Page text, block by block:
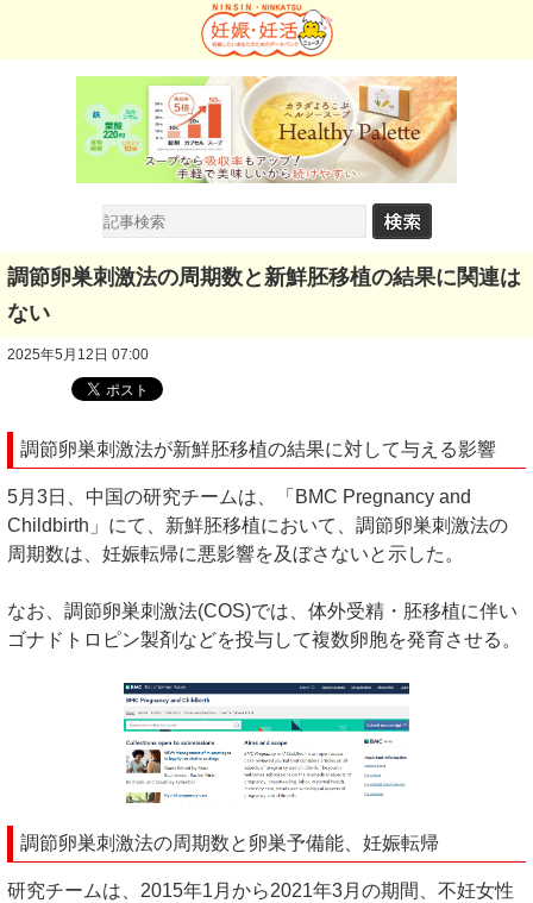
調節卵巣刺激法の周期数と新鮮胚移植の結果に関連は
ない
2025年5月12日 07:00
調節卵巣刺激法が新鮮胚移植の結果に対して与える影響
5月3日、中国の研究チームは、「BMC Pregnancy and
Childbirth」にて、新鮮胚移植において、調節卵巣刺激法の
周期数は、妊娠転帰に悪影響を及ぼさないと示した。
なお、調節卵巣刺激法(COS)では、体外受精・胚移植に伴い
ゴナドトロピン製剤などを投与して複数卵胞を発育させる。
調節卵巣刺激法の周期数と卵巣予備能、妊娠転帰
研究チームは、2015年1月から2021年3月の期間、不妊女性